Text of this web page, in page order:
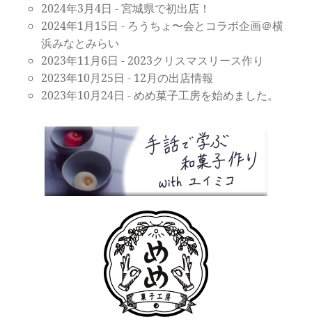
2024年3月4日 -宮城県で初出店！
2024年1月15日 - ろうちょ〜会とコラボ企画＠横
浜みなとみらい
2023年11月6日 - 2023クリスマスリース作り
2023年10月25日 - 12月の出店情報
2023年10月24日 -めめ菓子工房を始めました。